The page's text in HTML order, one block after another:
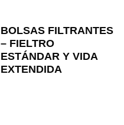
BOLSAS FILTRANTES
– FIELTRO
ESTÁNDAR Y VIDA
EXTENDIDA